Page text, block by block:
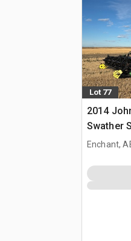
Lot 77
2014
Swather
Enchant,